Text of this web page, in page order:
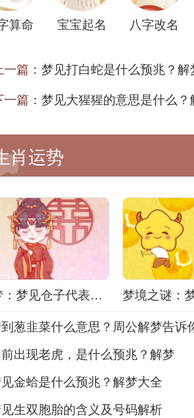
算命 宝宝起名 八字改名
一篇： 梦见打白蛇是什么预兆？
篇： 梦见大猩猩的意思是什么
肖运势
解梦：梦见仓子代表什么？
葱韭菜什么意思？周公解梦告诉
出现老虎，是什么预兆？解梦
金蛤是什么预兆？解梦大全
生双胞胎的含义及号码解析